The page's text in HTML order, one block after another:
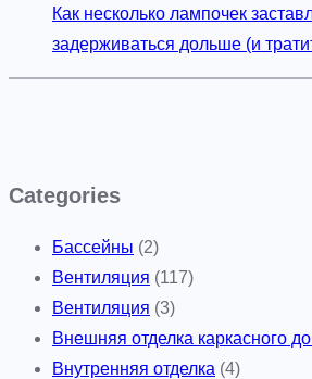
Как несколько лампочек
задерживаться дольше (и
Categories
Бассейны (2)
Вентиляция (117)
Вентиляция (3)
Внешняя отделка каркасного
Внутренняя отделка (4)